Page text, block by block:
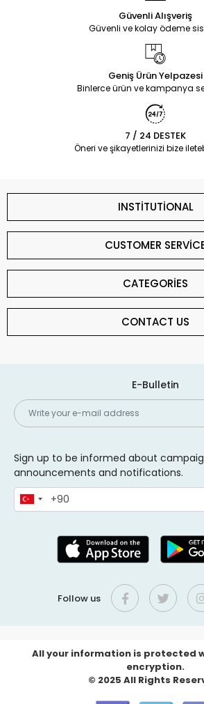
Güvenli Alışveriş
Güvenli ve kolay ödeme
Geniş Ürün Yelpazesi
Binlerce ürün ve kampanya
7 / 24 DESTEK
Öneri ve şikayetlerinizi bize
INSTİTUTİONAL
CUSTOMER
CATEGORİES
CONTACT US
E-Bulletin
Sign up to be informed about
announcements and notifications.
Follow us
All your information is protected
encryption.
© 2025 All Rights